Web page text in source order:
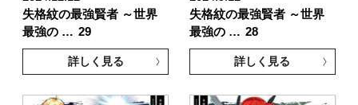
失格紋の最強賢者 ～世界
最強の … 29
詳しく見る
失格紋の最強賢者 ～世界
最強の … 28
詳しく見る